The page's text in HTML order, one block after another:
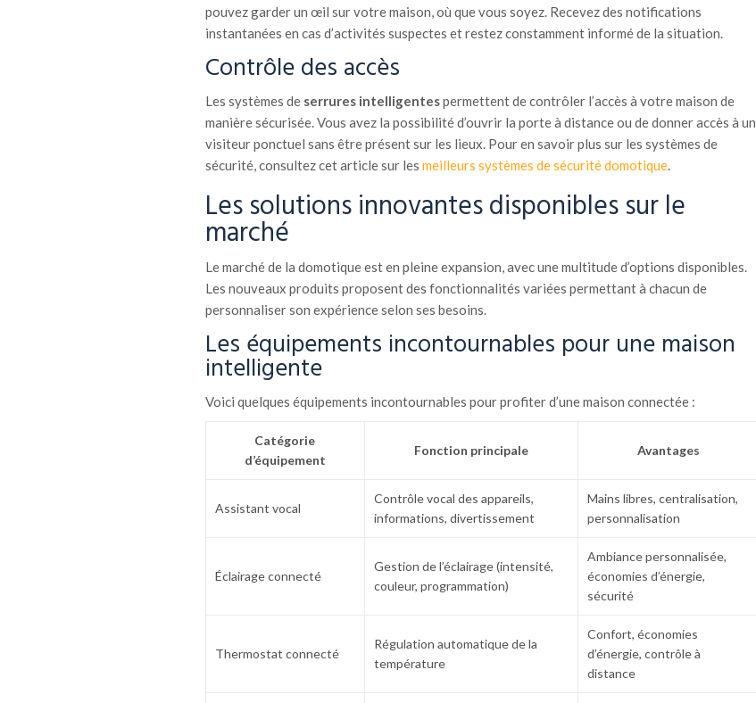
pouvez garder un œil sur votre maison, où que vous soyez. Recevez des notifications
instantanées en cas d’activités suspectes et restez constamment informé de la situation.
Contrôle des accès
Les systèmes de serrures intelligentespermettent de contrôler l’accès à votre maison de
manière sécurisée. Vous avez la possibilité d’ouvrir la porte à distance ou de donner accès à un
visiteur ponctuel sans être présent sur les lieux. Pour en savoir plus sur les systèmes de
sécurité, consultez cet article sur les meilleurs systèmes de sécurité domotique.
Les solutions innovantes disponibles sur le
marché
Le marché de la domotique est en pleine expansion, avec une multitude d’options disponibles.
Les nouveaux produits proposent des fonctionnalités variées permettant à chacun de
personnaliser son expérience selon ses besoins.
Les équipements incontournables pour une maison
intelligente
Voici quelques équipements incontournables pour profiter d’une maison connectée :
Catégorie
d’équipement
Fonction principale Avantages
Assistant vocal
Contrôle vocal des appareils,
informations, divertissement
Mains libres, centralisation,
personnalisation
Éclairage connecté
Gestion de l’éclairage (intensité,
couleur, programmation)
Ambiance personnalisée,
économies d’énergie,
sécurité
Thermostat connecté
Régulation automatique de la
température
Confort, économies
d’énergie, contrôle à
distance